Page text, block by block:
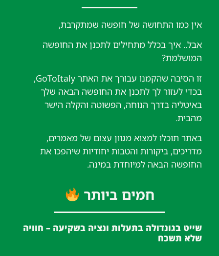
אין כמו התחושה של חופשה שמתקרבת,
אבל.. איך בכלל מתחילים לתכנן את החופשה
המושלמת?
זו הסיבה שהקמנו עבורך את האתר GoToItaly,
בכדי לעזור לך לתכנן את החופשה הבאה שלך
באיטליה בדרך הנוחה, הפשוטה והקלה הישר
מהבית.
באתר תוכלו למצוא מגוון עצום של מאמרים,
מדריכים, ביקורות והטבות יחודיות שיהפכו את
החופשה הבאה למיוחדת במינה.
חמים ביותר
שייט בגונדולה בתעלות ונציה בשקיעה – חוויה
שלא תשכח